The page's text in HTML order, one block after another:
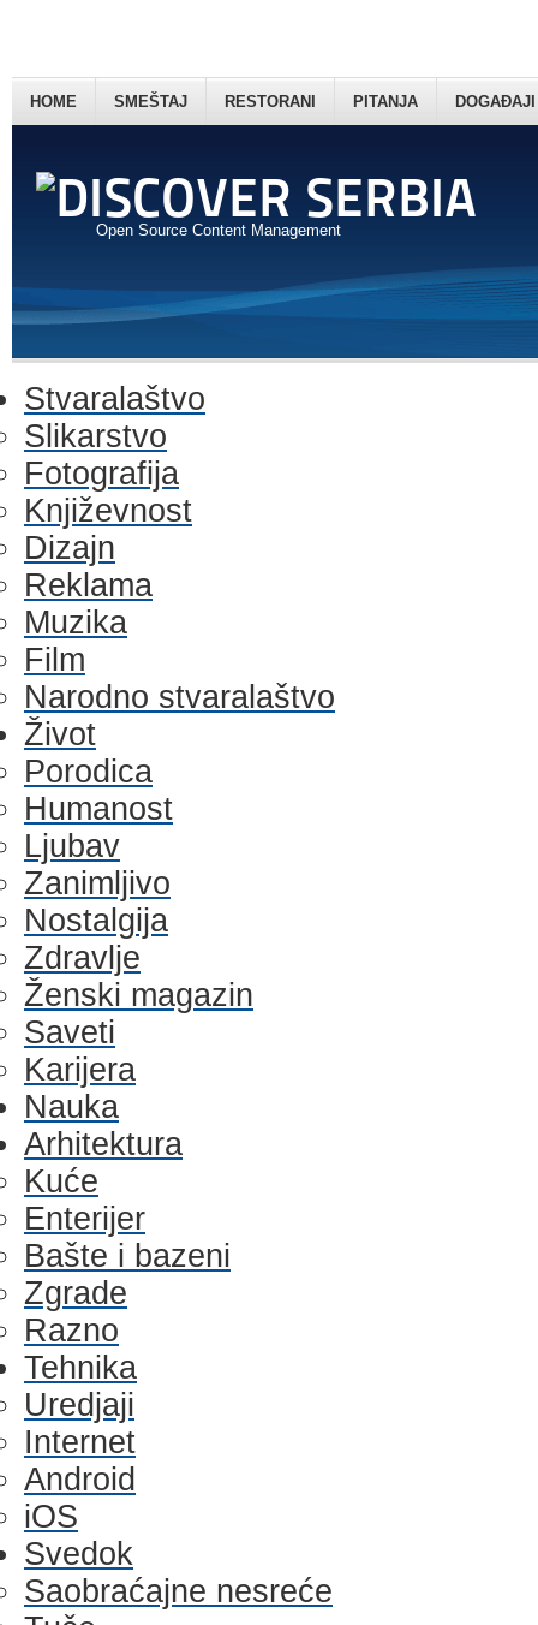
Open Source Content Management
HOME SMEŠTAJ RESTORANI PITANJA DOGAĐAJI
Stvaralaštvo
Slikarstvo
Fotografija
Književnost
Dizajn
Reklama
Muzika
Film
Narodno stvaralaštvo
Život
Porodica
Humanost
Ljubav
Zanimljivo
Nostalgija
Zdravlje
Ženski magazin
Saveti
Karijera
Nauka
Arhitektura
Kuće
Enterijer
Bašte i bazeni
Zgrade
Razno
Tehnika
Uredjaji
Internet
Android
iOS
Svedok
Saobraćajne nesreće